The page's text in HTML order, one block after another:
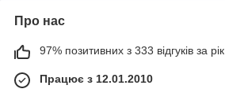
Про нас
97% позитивних з 333 відгуків за рік
Працює з 12.01.2010